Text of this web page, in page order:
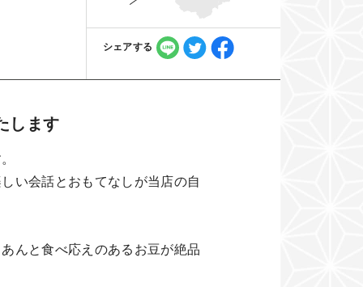
シェアする
します
い会話とおもてなしが当店の自
んと食べ応えのあるお豆が絶品